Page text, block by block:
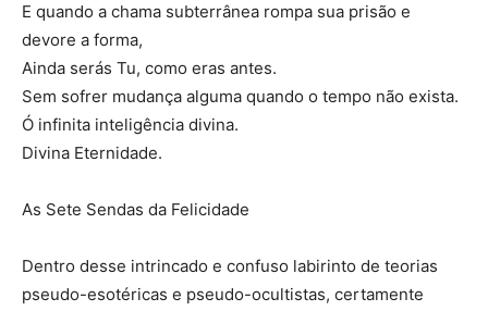
E quando a chama subterrânea rompa sua prisão e
devore a forma,
Ainda serás Tu, como eras antes.
Sem sofrer mudança alguma quando o tempo não exista.
Ó infinita inteligência divina.
Divina Eternidade.
As Sete Sendas da Felicidade
Dentro desse intrincado e confuso labirinto de teorias
pseudo-esotéricas e pseudo-ocultistas, certamente